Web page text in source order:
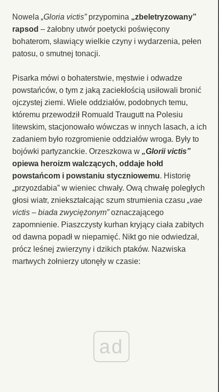
Nowela „Gloria victis”przypomina „zbeletryzowany”
rapsod – żałobny utwór poetycki poświęcony
bohaterom, sławiący wielkie czyny i wydarzenia, pełen
patosu, o smutnej tonacji.
Pisarka mówi o bohaterstwie, męstwie i odwadze
powstańców, o tym z jaką zaciekłością usiłowali bronić
ojczystej ziemi. Wiele oddziałów, podobnych temu,
któremu przewodził Romuald Traugutt na Polesiu
litewskim, stacjonowało wówczas w innych lasach, a ich
zadaniem było rozgromienie oddziałów wroga. Były to
bojówki partyzanckie. Orzeszkowa w „Glorii victis”
opiewa heroizm walczących, oddaje hołd
powstańcom i powstaniu styczniowemu. Historię
„przyozdabia” w wieniec chwały. Ową chwałę poległych
głosi wiatr, zniekształcając szum strumienia czasu „vae
victis – biada zwyciężonym”oznaczającego
zapomnienie. Piaszczysty kurhan kryjący ciała zabitych
od dawna popadł w niepamięć. Nikt go nie odwiedzał,
prócz leśnej zwierzyny i dzikich ptaków. Nazwiska
martwych żołnierzy utonęły w czasie:
ad